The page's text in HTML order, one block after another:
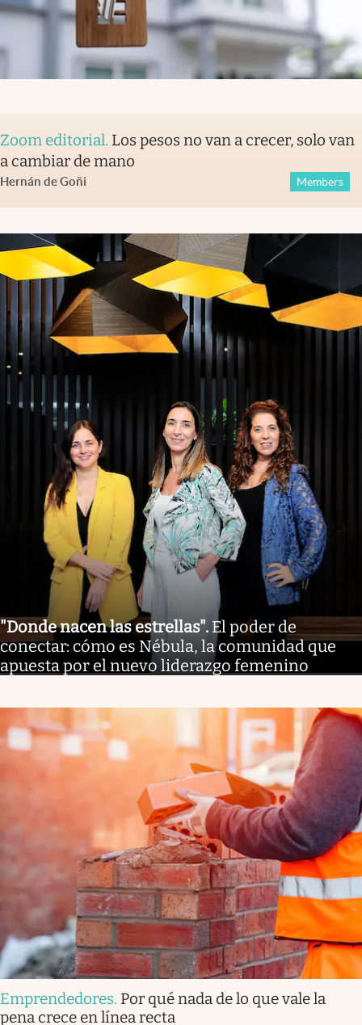
Zoom editorial. Los pesos no van a crecer, solo van
a cambiar de mano
Hernán de Goñi Members
"Donde nacen las estrellas". El poder de
conectar: cómo es Nébula, la comunidad que
apuesta por el nuevo liderazgo femenino
Emprendedores. Por qué nada de lo que vale la
pena crece en línea recta